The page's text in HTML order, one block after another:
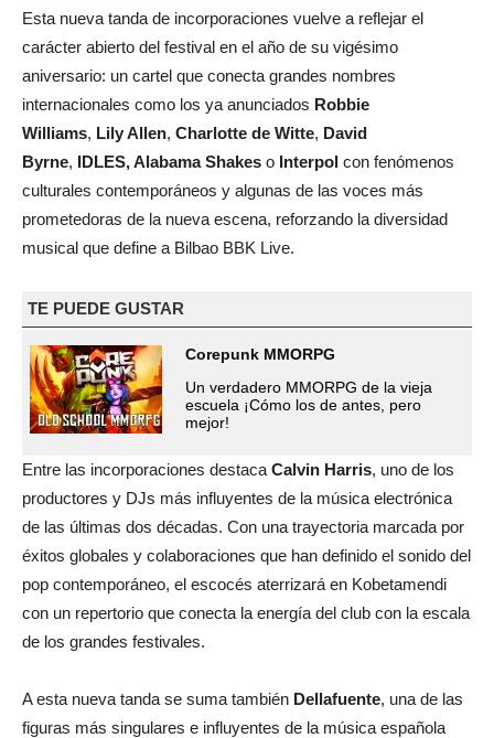
Esta nueva tanda de incorporaciones vuelve a reflejar el
carácter abierto del festival en el año de su vigésimo
aniversario: un cartel que conecta grandes nombres
internacionales como los ya anunciados Robbie
Williams, Lily Allen, Charlotte de Witte, David
Byrne, IDLES, Alabama Shakes o Interpol con fenómenos
culturales contemporáneos y algunas de las voces más
prometedoras de la nueva escena, reforzando la diversidad
musical que define a Bilbao BBK Live.
TE PUEDE GUSTAR
Corepunk MMORPG
Un verdadero MMORPG de la vieja
escuela ¡Cómo los de antes, pero
mejor!
Entre las incorporaciones destaca Calvin Harris, uno de los
productores y DJs más influyentes de la música electrónica
de las últimas dos décadas. Con una trayectoria marcada por
éxitos globales y colaboraciones que han definido el sonido del
pop contemporáneo, el escocés aterrizará en Kobetamendi
con un repertorio que conecta la energía del club con la escala
de los grandes festivales.
A esta nueva tanda se suma también Dellafuente, una de las
figuras más singulares e influyentes de la música española